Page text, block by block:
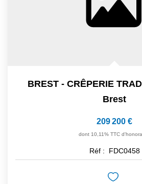
BREST - CRÊPERIE
Brest
209 200 €
dont 10,11% TTC
Réf : FDC0458